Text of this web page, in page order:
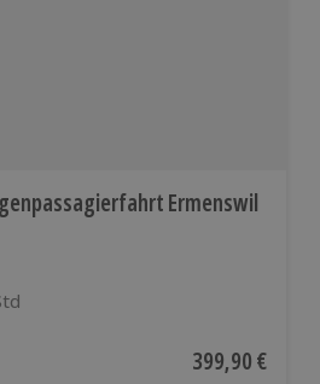
Ermenswil
Aktueller Preis
399,90 €